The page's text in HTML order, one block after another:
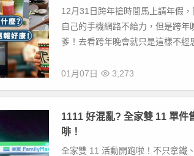
12月31日跨年搶時間馬上請年假
自己的手機網路不給力，但是跨
爹！去看跨年晚會就只是這樣不經
01月07日 3,273
1111 好混亂? 全家雙 11 單件
啡！
全家雙 11 活動開跑啦！不只拿鐵